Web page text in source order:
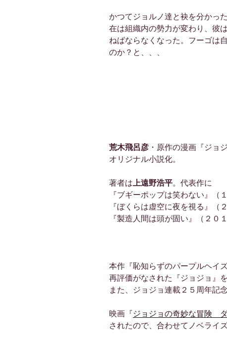
かつてジョルノ達と袂を分かっ
在は組織内の勢力が変わり、彼
ねばならなくなった。フーゴは
のか？と、、、
荒木飛呂彦 ・原作の漫画『ジョ
オリジナル小説化。
著者は 上遠野浩平。代表作に
『ブギーポップは笑わない』（
『ぼくらは虚空に夜を視る』（
『製造人間は頭が固い』（２０
本作『恥知らずのパープルヘイ
再評価がなされた『ジョジョ』
また、ジョジョ連載２５周年記
映画『ジョジョの奇妙な冒険
されたので、合わせてノベライ